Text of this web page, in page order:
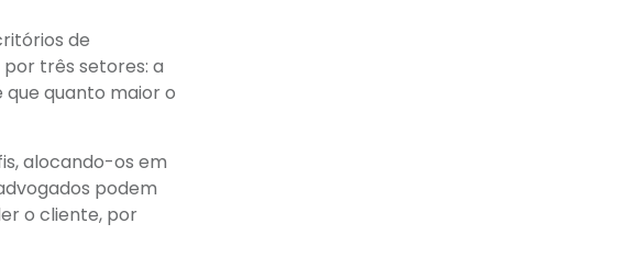
de
três setores: a
quanto maior o
alocando-os em
podem
o cliente, por